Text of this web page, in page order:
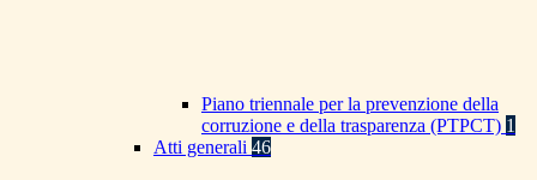
Piano triennale per la prevenzione della
corruzione e della trasparenza (PTPCT) 1
Atti generali 46